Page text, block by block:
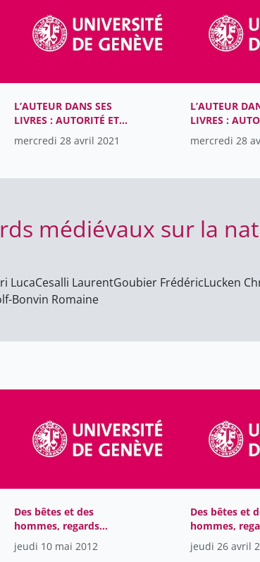
L’AUTEUR DANS SES
LIVRES : AUTORITÉ ET
MATÉRIALITÉ DANS LES
LITTÉRATURES ROMANES
XVe SIÈCLES)
mercredi 28 avril 2021
L’AUTEUR
LIVRES :
MATÉRIALITÉ
XVe SIÈCLES)
mercredi 28
médiévaux sur la
LucaCesalli LaurentGoubier FrédéricLucken
Bonvin Romaine
Des bêtes et des
hommes, regards
médiévaux sur la nature
et les animaux
jeudi 10 mai 2012
Des bêtes et
hommes,
médiévaux
et les animaux
jeudi 26 avril